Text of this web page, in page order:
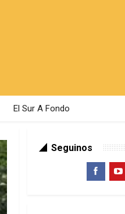
El Sur A Fondo
Seguinos